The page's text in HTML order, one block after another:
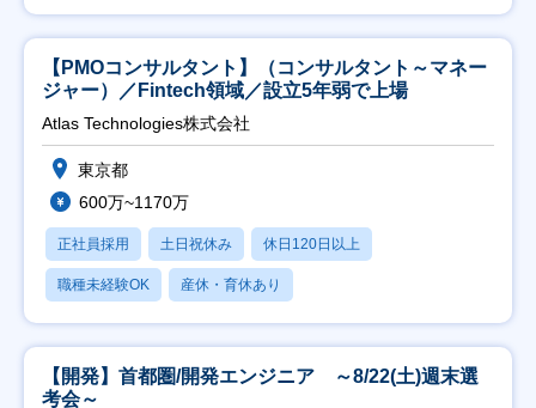
【PMOコンサルタント】（コンサルタント～マネー
ジャー）／Fintech領域／設立5年弱で上場
Atlas Technologies株式会社
東京都
600万~1170万
正社員採用 土日祝休み 休日120日以上
職種未経験OK 産休・育休あり
【開発】首都圏/開発エンジニア ～8/22(土)週末選
考会～